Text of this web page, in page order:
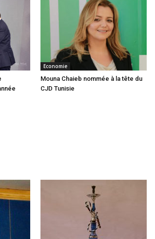
Economie
Mouna Chaieb nommée à la tête du
CJD Tunisie